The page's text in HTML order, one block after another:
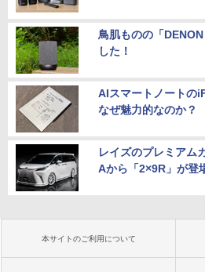
鳥肌ものの「
した！
AIスマートノートの
なぜ魅力的なのか？
レイズのプレミアム
Aから「2×9R」が登
本サイトのご利用について